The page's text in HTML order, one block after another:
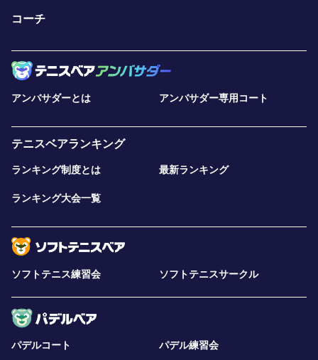
コーチ
アンバサダーとは アンバサダー専用コート
テニスベアランキング
ランキング制度とは 最新ランキング
ランキング大会一覧
ソフトテニス練習会 ソフトテニスサークル
パデルコート
パデル練習会